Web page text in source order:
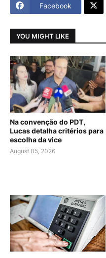
Facebook
YOU MIGHT LIKE
Na convenção do PDT,
Lucas detalha critérios para
escolha da vice
August 05, 2026